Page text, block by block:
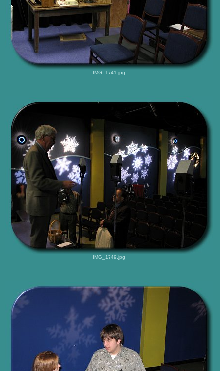
IMG_1741.jpg
IMG_1749.jpg